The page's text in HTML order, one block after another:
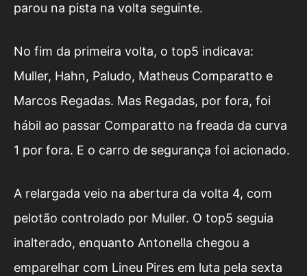
parou na pista na volta seguinte.
No fim da primeira volta, o top5 indicava:
Muller, Hahn, Paludo, Matheus Comparatto e
Marcos Regadas. Mas Regadas, por fora, foi
hábil ao passar Comparatto na freada da curva
1 por fora. E o carro de segurança foi acionado.
A relargada veio na abertura da volta 4, com
pelotão controlado por Muller. O top5 seguia
inalterado, enquanto Antonella chegou a
emparelhar com Lineu Pires em luta pela sexta